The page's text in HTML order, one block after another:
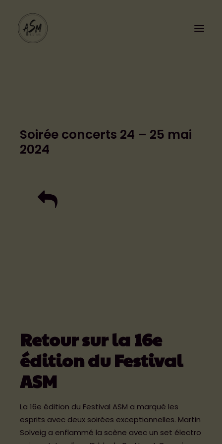
PROGRAMMATION
Cashless
Politique de cookies (UE)
Mentions légales et Politique de
Soirée concerts 24 – 25 mai
2024
Retour sur la 16e
édition du Festival
ASM
La 16e édition du Festival ASM a marqué les
esprits avec deux soirées exceptionnelles. Martin
Solveig a enflammé la scène avec un set électro